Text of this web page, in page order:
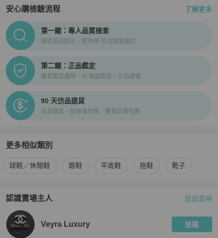
安心購檢驗流程 了解更多
PopChill拍拍圈正品驗證、安心購檢驗流程介紹
第一關：專人品質檢查
確認商品狀況、配件等 符合頁面描述
第二關：正品鑑定
專業鑑定團隊、AI 儀器鑑定、正品證書
90 天仿品退貨
出貨錄影、防掉換封條、雙重防護包裝
更多相似類別
更多Dolce & Gabbana女鞋 相似商品推薦
球鞋／休閒鞋 跟鞋 平底鞋 拖鞋 靴子
認識賣場主人
PopChill 拍拍圈嚴選賣家
逛逛賣場
Veyra Luxury 追蹤